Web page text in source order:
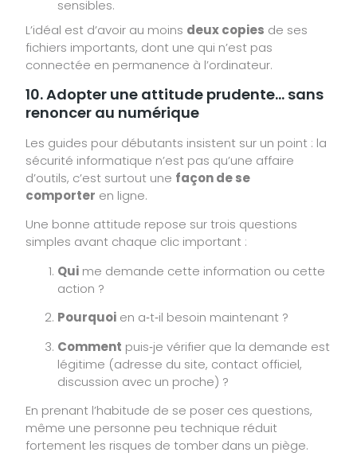
sensibles.
L’idéal est d’avoir au moins deux copies de ses
fichiers importants, dont une qui n’est pas
connectée en permanence à l’ordinateur.
10. Adopter une attitude prudente… sans
renoncer au numérique
Les guides pour débutants insistent sur un point : la
sécurité informatique n’est pas qu’une affaire
d’outils, c’est surtout une façon de se
comporter en ligne.
Une bonne attitude repose sur trois questions
simples avant chaque clic important :
Qui me demande cette information ou cette
action ?
Pourquoi en a‑t‑il besoin maintenant ?
Comment puis‑je vérifier que la demande est
légitime (adresse du site, contact officiel,
discussion avec un proche) ?
En prenant l’habitude de se poser ces questions,
même une personne peu technique réduit
fortement les risques de tomber dans un piège.